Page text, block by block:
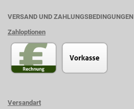
VERSAND UND ZAHLUNGSBEDINGUNGEN
Zahloptionen
Versandart